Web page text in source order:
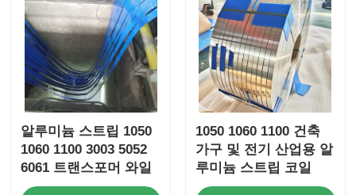
알루미늄 스트립 1050
1060 1100 3003 5052
6061 트랜스포머 와일
딩 LED 조명 음료 캡
1050 1060 1100 건축
가구 및 전기 산업용 알
루미늄 스트립 코일